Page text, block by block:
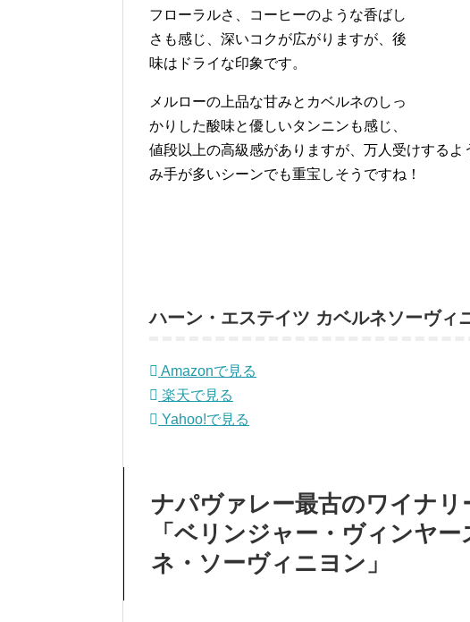
フローラルさ、コーヒーのような香ばし
さも感じ、深いコクが広がりますが、後
味はドライな印象です。
メルローの上品な甘みとカベルネのしっ
かりした酸味と優しいタンニンも感じ、
値段以上の高級感がありますが、万人受けする
み手が多いシーンでも重宝しそうですね！
ハーン・エステイツ カベルネソーヴィ
Amazonで見る
楽天で見る
Yahoo!で見る
ナパヴァレー最古のワイナリ
「ベリンジャー・ヴィンヤ
ネ・ソーヴィニヨン」